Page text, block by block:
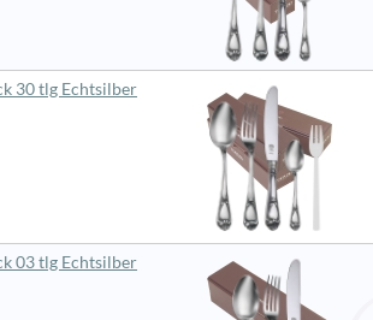
30 tlg Echtsilber
03 tlg Echtsilber